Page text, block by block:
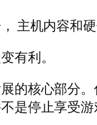
主机内容和
有利。
的核心部分
是停止享受